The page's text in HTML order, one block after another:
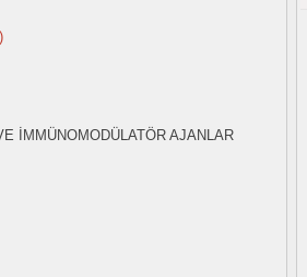
İMMÜNOMODÜLATÖR AJANLAR